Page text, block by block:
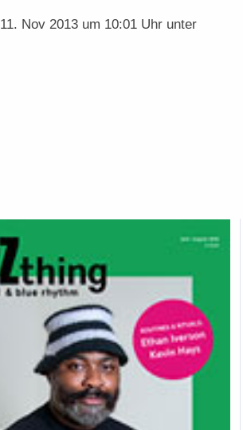
11. Nov 2013 um 10:01 Uhr unter